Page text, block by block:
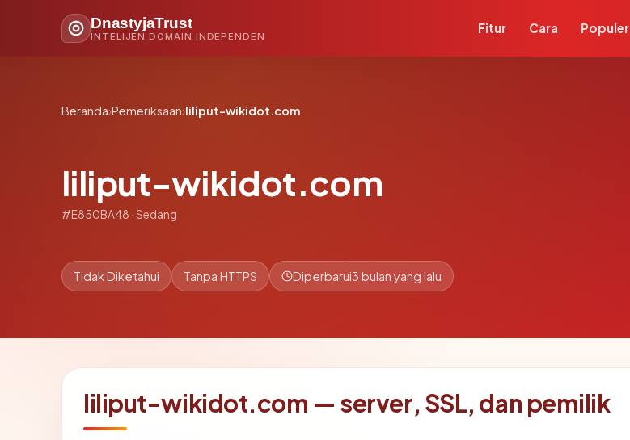
DnastyjaTrust
INTELIJEN DOMAIN INDEPENDEN
Fitur Cara Populer
Beranda›Pemeriksaan›liliput-wikidot.com
liliput-wikidot.com
#E850BA48 · Sedang
Tidak Diketahui Tanpa HTTPS Diperbarui3 bulan yang lalu
liliput-wikidot.com — server, SSL, dan pemilik